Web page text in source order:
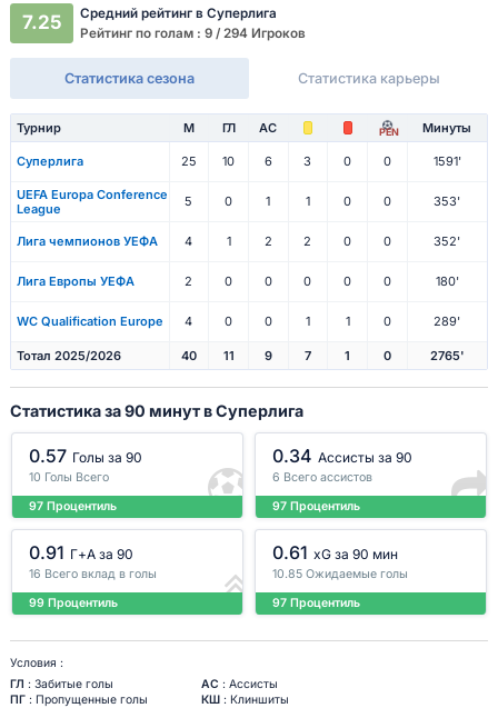
7.25
Средний рейтинг в Суперлига
Рейтинг по голам : 9 / 294 Игроков
Статистика сезона Статистика карьеры
Турнир М ГЛ АС PEN Минуты
Суперлига 25 10 6 3 0 0 1591'
UEFA Europa Conference
League
5 0 1 1 0 0 353'
Лига чемпионов УЕФА 4 1 2 2 0 0 352'
Лига Европы УЕФА 2 0 0 0 0 0 180'
WC Qualification Europe 4 0 0 1 1 0 289'
Тотал 2025/2026 40 11 9 7 1 0 2765'
Статистика за 90 минут в Суперлига
0.57 Голы за 90
10 Голы Всего
97 Процентиль
0.34 Ассисты за 90
6 Всего ассистов
97 Процентиль
0.91 Г+A за 90
16 Всего вклад в голы
99 Процентиль
0.61 xG за 90 мин
10.85 Ожидаемые голы
97 Процентиль
Условия :
ГЛ : Забитые голы АС : Ассисты
ПГ: Пропущенные голы КШ: Клиншиты